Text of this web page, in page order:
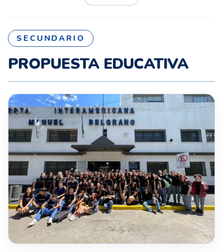
SECUNDARIO
PROPUESTA EDUCATIVA